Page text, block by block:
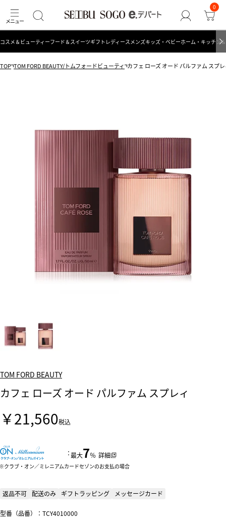
0
コスメ＆ビューティーフード＆スイーツギフト レディース メンズキッズ・ベビーホーム・キッチン
TOP TOM FORD BEAUTY/トムフォードビューティ カフェ ローズ オード パルファム スプ
TOM FORD BEAUTY
カフェ ローズ オード パルファム スプレィ
￥21,560税込
：最大7％ 詳細
クラブ・オン／ミレニアムカードセゾンのお支払の場合
返品不可 配送のみ ギフトラッピング メッセージカード
型番（品番）：TCY4010000